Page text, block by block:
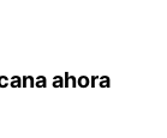
ahora